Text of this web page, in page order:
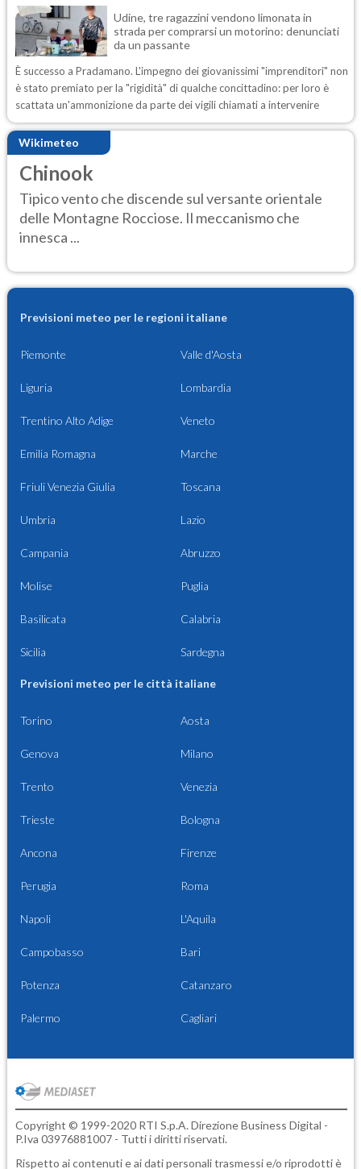
Udine, tre ragazzini vendono limonata in
strada per comprarsi un motorino: denunciati
da un passante
È successo a Pradamano. L'impegno dei giovanissimi "imprenditori" non
è stato premiato per la "rigidità" di qualche concittadino: per loro è
scattata un'ammonizione da parte dei vigili chiamati a intervenire
Wikimeteo
Chinook
Tipico vento che discende sul versante orientale
delle Montagne Rocciose. Il meccanismo che
innesca ...
Previsioni meteo per le regioni italiane
Piemonte Valle d'Aosta
Liguria Lombardia
Trentino Alto Adige Veneto
Emilia Romagna Marche
Friuli Venezia Giulia Toscana
Umbria Lazio
Campania Abruzzo
Molise Puglia
Basilicata Calabria
Sicilia Sardegna
Previsioni meteo per le città italiane
Torino Aosta
Genova Milano
Trento Venezia
Trieste Bologna
Ancona Firenze
Perugia Roma
Napoli L'Aquila
Campobasso Bari
Potenza Catanzaro
Palermo Cagliari
Copyright © 1999-2020 RTI S.p.A. Direzione Business Digital -
P.Iva 03976881007 - Tutti i diritti riservati.
Rispetto ai contenuti e ai dati personali trasmessi e/o riprodotti è